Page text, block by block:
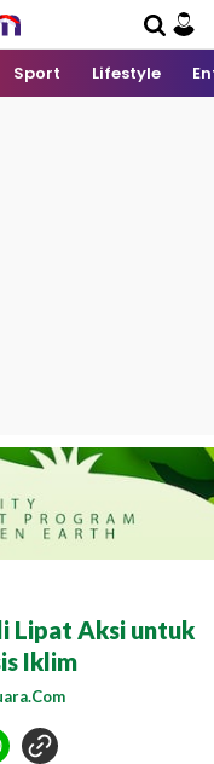
Sport Lifestyle
Lipat Aksi untuk
Iklim